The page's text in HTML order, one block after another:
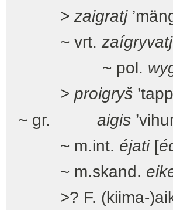
> zaigratj
~ vrt. zaígryvatj
~ pol.
> proigryš
~ gr. aigis
~ m.int. éjati[
~ m.skand.
>? F. (kiima-